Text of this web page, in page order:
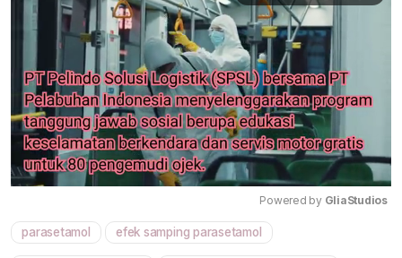
Powered by GliaStudios
parasetamol efek samping parasetamol